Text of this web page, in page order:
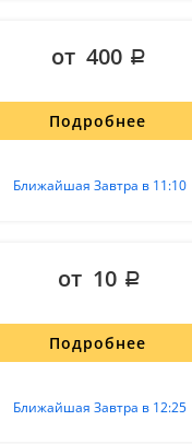
Подробнее
Ближайшая Завтра в 11:10
от 400
Подробнее
Ближайшая Завтра в 12:25
от 10